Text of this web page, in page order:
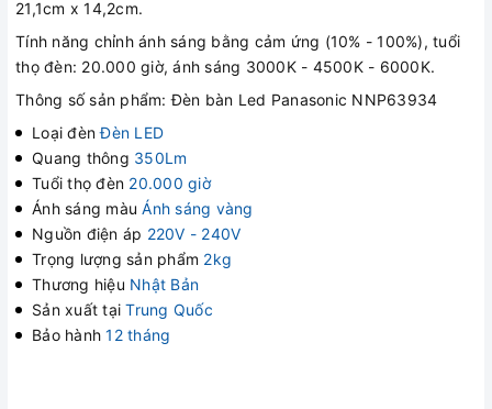
21,1cm x 14,2cm.
Tính năng chỉnh ánh sáng bằng cảm ứng (10% - 100%), tuổi
thọ đèn: 20.000 giờ, ánh sáng 3000K - 4500K - 6000K.
Thông số sản phẩm: Đèn bàn Led Panasonic NNP63934
Loại đènĐèn LED
Quang thông 350Lm
Tuổi thọ đèn 20.000 giờ
Ánh sáng màuÁnh sáng vàng
Nguồn điện áp 220V - 240V
Trọng lượng sản phẩm 2kg
Thương hiệu Nhật Bản
Sản xuất tạiTrung Quốc
Bảo hành12 tháng